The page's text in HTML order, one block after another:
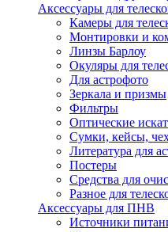
Аксессуары для
Камеры для
Монтировки и
Линзы Барлоу
Окуляры для
Для астрофото
Зеркала и призмы
Фильтры
Оптические
Сумки, кейсы,
Литература для
Постеры
Средства для
Разное для
Аксессуары для ПНВ
Источники